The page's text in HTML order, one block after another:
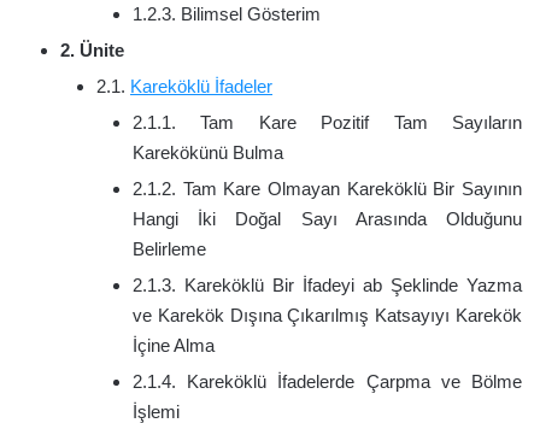
1.2.3. Bilimsel Gösterim
2. Ünite
2.1. Kareköklü İfadeler
2.1.1. Tam Kare Pozitif Tam Sayıların
Karekökünü Bulma
2.1.2. Tam Kare Olmayan Kareköklü Bir Sayının
Hangi İki Doğal Sayı Arasında Olduğunu
Belirleme
2.1.3. Kareköklü Bir İfadeyi ab Şeklinde Yazma
ve Karekök Dışına Çıkarılmış Katsayıyı Karekök
İçine Alma
2.1.4. Kareköklü İfadelerde Çarpma ve Bölme
İşlemi